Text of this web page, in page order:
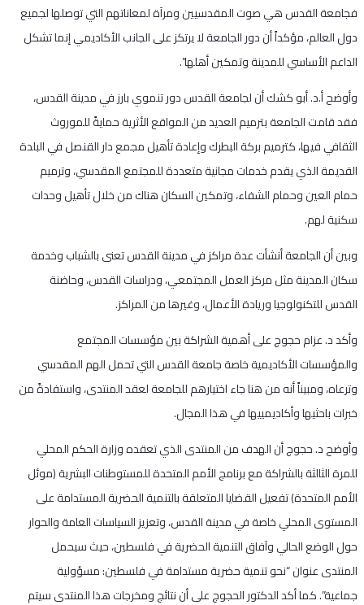
فجامعة القدس هي صوت المقدسيين ومرآة لمعاناتهم التي توصلها لجميع
دول العالم، مؤكداً أن دور الجامعة لا يرتكز على الجانب الأكاديمي إنما تشكل
الداعم الأساسي للمدينة وتمكين أهلها”.
وأوضح أ.د. أبو كشك أن لجامعة القدس دور تنموي بارز في مدينة القدس،
فقد قامت الجامعة بترميم العديد من المواقع الأثرية حمايةً للموروث
الثقافي فيها، كترميم بركة البطرك وإعادة تأهيل مجمع دار القنصل في البلدة
القديمة الذي يقدم خدمات مجانية متعددة للمجتمع المقدسي، وترميم
حمام العين وحمام الشفاء، وتمكين السكان هناك من خلال تأهيل وحدات
سكنية لهم.
وبين أن الجامعة أنشأت عدة مراكز في مدينة القدس تعنى بالشباب وخدمة
سكان المدينة مثل مركز العمل المجتمعي، ودراسات القدس، وحاضنة
القدس للتكنولوجيا وريادة الأعمال، وغيرها من المراكز.
وأكد د. عزام حجوج على أهمية الشراكة بين مؤسسات المجتمع
والمؤسسات الأكاديمية خاصة جامعة القدس التي تحمل الهم المقدسي
وترعاه، ومبيناً أنه من هنا جاء اختيارهم للجامعة لعقد المنتدى، واستفادةً من
خبرات باحثيها وأكاديمييها في هذا المجال.
وأوضح د. حجوج أن الهدف من المنتدى الذي تعقده وزارة الحكم المحلي
للمرة الثالثة بالشراكة مع برنامج الأمم المتحدة للمستوطنات البشرية (موئل
الأمم المتحدة) تفعيل القضايا المتعلقة بالتنمية الحضرية المستدامة على
المستوى المحلي خاصة في مدينة القدس، وتعزيز السياسات العامة والحوار
حول الوضع الحالي وآفاق التنمية الحضرية في فلسطين، حيث سيحمل
المنتدى عنوان “نحو تنمية حضرية مستدامة في فلسطين: مسؤولية
جماعية”. كما أكد الدكتور الحجوج على أن نتائج ومخرجات هذا المنتدى سيتم